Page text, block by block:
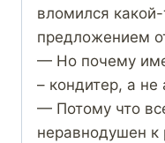
вломился
предложением
— Но почему
– кондитер, а не
— Потому что
неравнодушен